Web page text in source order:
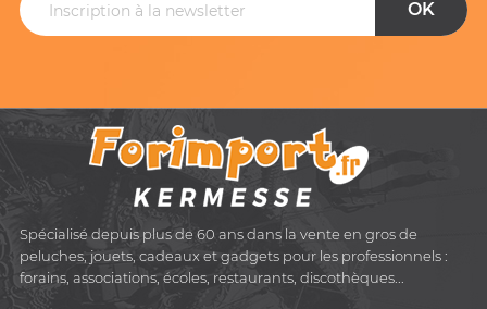
Spécialisé depuis plus de 60 ans dans la vente en gros de
peluches, jouets, cadeaux et gadgets pour les professionnels :
forains, associations, écoles, restaurants, discothèques...